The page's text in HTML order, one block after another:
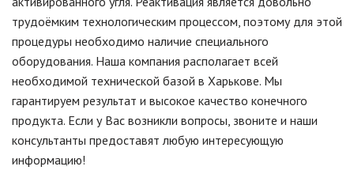
трудоёмким технологическим процессом, поэтому для этой
процедуры необходимо наличие специального
оборудования. Наша компания располагает всей
необходимой технической базой в Харькове. Мы
гарантируем результат и высокое качество конечного
продукта. Если у Вас возникли вопросы, звоните и наши
консультанты предоставят любую интересующую
информацию!